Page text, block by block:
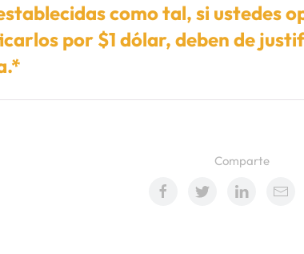
como tal, si ustedes
por $1 dólar, deben de
Comparte